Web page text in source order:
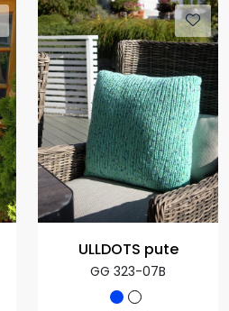
ULLDOTS pute
GG 323-07B